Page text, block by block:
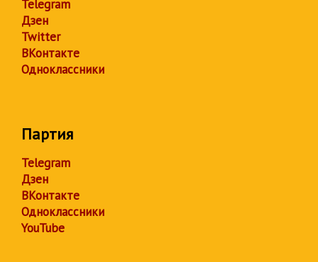
Telegram
Дзен
Twitter
ВКонтакте
Одноклассники
Партия
Telegram
Дзен
ВКонтакте
Одноклассники
YouTube